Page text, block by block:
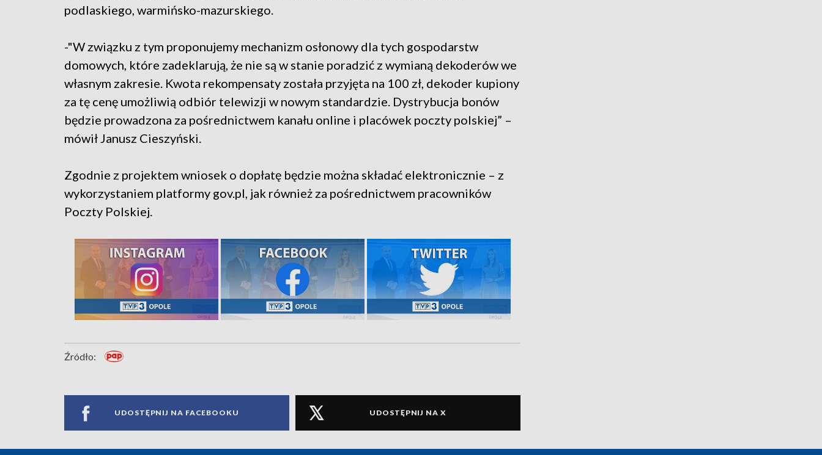
podlaskiego, warmińsko-mazurskiego.
-"W związku z tym proponujemy mechanizm osłonowy dla tych gospodarstw
domowych, które zadeklarują, że nie są w stanie poradzić z wymianą dekoderów we
własnym zakresie. Kwota rekompensaty została przyjęta na 100 zł, dekoder kupiony
za tę cenę umożliwią odbiór telewizji w nowym standardzie. Dystrybucja bonów
będzie prowadzona za pośrednictwem kanału online i placówek poczty polskiej” –
mówił Janusz Cieszyński.
Zgodnie z projektem wniosek o dopłatę będzie można składać elektronicznie – z
wykorzystaniem platformy gov.pl, jak również za pośrednictwem pracowników
Poczty Polskiej.
Źródło:
UDOSTĘPNIJ NA FACEBOOKU UDOSTĘPNIJ NA X